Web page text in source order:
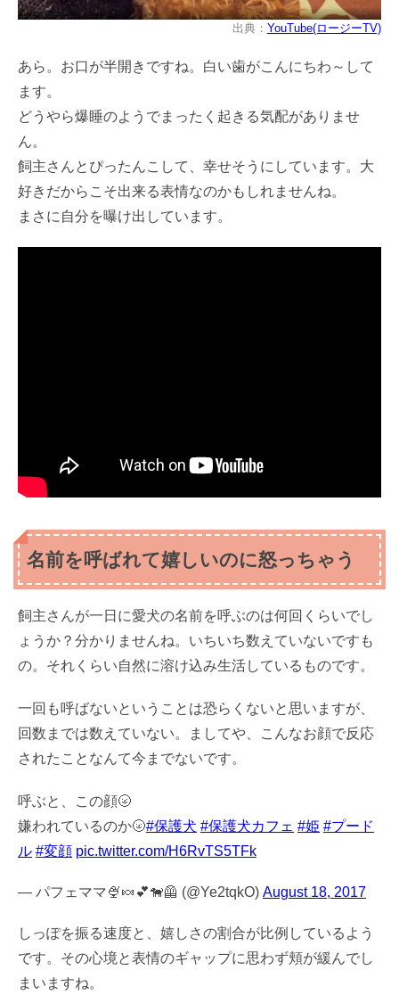
出典： YouTube(ロージーTV)
あら。お口が半開きですね。白い歯がこんにちわ～して
ます。
どうやら爆睡のようでまったく起きる気配がありませ
ん。
飼主さんとぴったんこして、幸せそうにしています。大
好きだからこそ出来る表情なのかもしれませんね。
まさに自分を曝け出しています。
名前を呼ばれて嬉しいのに怒っちゃう
飼主さんが一日に愛犬の名前を呼ぶのは何回くらいでし
ょうか？分かりませんね。いちいち数えていないですも
の。それくらい自然に溶け込み生活しているものです。
一回も呼ばないということは恐らくないと思いますが、
回数までは数えていない。ましてや、こんなお顔で反応
されたことなんて今までないです。
呼ぶと、この顔🌝
嫌われているのか🌝#保護犬 #保護犬カフェ #姫 #プード
ル #変顔 pic.twitter.com/H6RvTS5TFk
— パフェママ🍨🍬💕🐕‍🦺 (@Ye2tqkO) August 18, 2017
しっぽを振る速度と、嬉しさの割合が比例しているよう
です。その心境と表情のギャップに思わず頬が緩んでし
まいますね。